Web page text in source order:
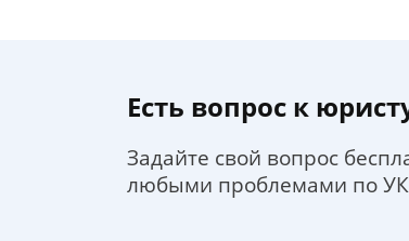
Есть вопрос к
Задайте свой вопрос
любыми проблемами по